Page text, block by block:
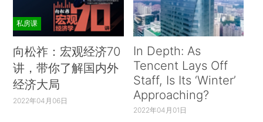
私房课
向松祚：宏观经济70
讲，带你了解国内外
经济大局
2022年04月06日
In Depth: As
Tencent Lays Off
Staff, Is Its ‘Winter’
Approaching?
2022年04月01日